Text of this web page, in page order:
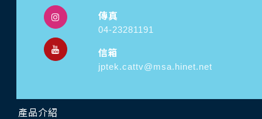
傳真
04-23281191
信箱
jptek.cattv@msa.hinet.net
產品介紹